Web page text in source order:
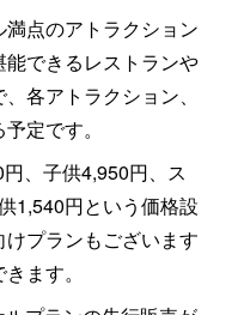
点のアトラクション
できるレストランや
各アトラクション、
定です。
、子供4,950円、ス
1,540円という価格設
プランもございます
ます。